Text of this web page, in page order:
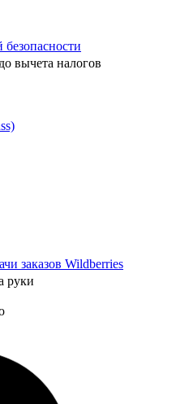
вычета налогов
заказов Wildberries
руки